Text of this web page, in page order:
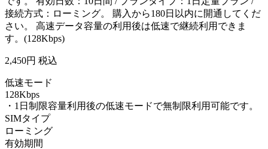
接続方式：ローミング。 購入から180日以内に開通してくだ
さい。 高速データ容量の利用後は低速で継続利用できま
す。(128Kbps)
2,450円 税込
低速モード
128Kbps
・1日制限容量利用後の低速モードで無制限利用可能です。
SIMタイプ
ローミング
有効期間